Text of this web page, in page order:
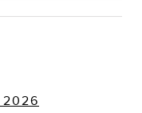
2026